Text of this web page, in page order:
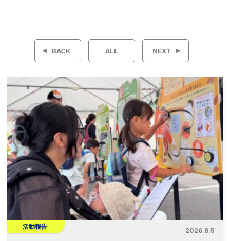
投
ビ
ゲ
ー
シ
ョ
ン
BACK ALL NEXT
活動報告
2026.8.5